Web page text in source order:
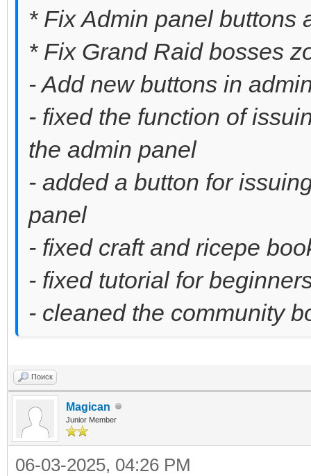
* Fix Admin panel buttons
* Fix Grand Raid bosses
- Add new buttons in
- fixed the function of
the admin panel
- added a button for
panel
- fixed craft and ricepe
- fixed tutorial for
- cleaned the community
Поиск
Magican
Junior Member
06-03-2025, 04:26 PM